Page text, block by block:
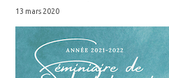
13 mars 2020